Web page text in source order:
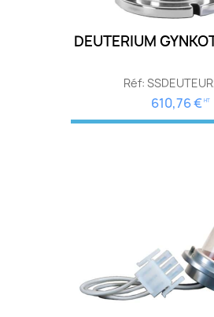
DEUTERIUM
Réf:
610,76 € HT